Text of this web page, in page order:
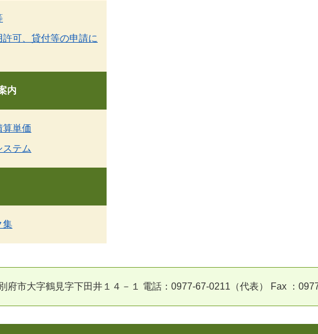
許可、貸付等の申請に
内
算単価
ステム
集
府市大字鶴見字下田井１４－１ 電話：0977-67-0211（代表） Fax ：